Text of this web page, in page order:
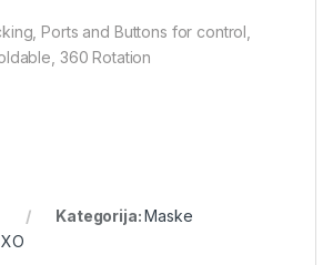
Ports and Buttons for control,
360 Rotation
Kategorija:Maske
XO